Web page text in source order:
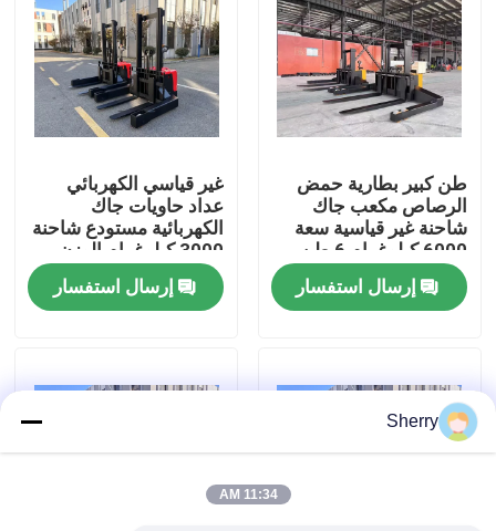
أشرطة فيديو
معلومات عنا
رقابة جودة
اتصل بنا
مدونة
طن كبير بطارية حمض
الرصاص مكعب جاك
شاحنة غير قياسية سعة
6000 كيلوغرام 6 طن
نشاط سلسلة تشكيل
الشوكةإرسال استفسار
غير قياسي الكهربائي
عداد حاويات جاك
الكهربائية مستودع شاحنة
3000 كيلوغرام الوزن
القياسي للحمل
إرسال استفسار
Sherry
11:34 AM